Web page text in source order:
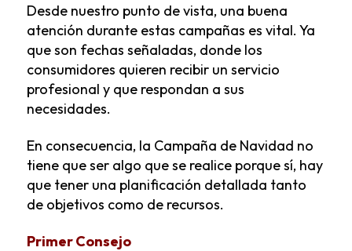
Desde nuestro punto de vista, una buena
atención durante estas campañas es vital. Ya
que son fechas señaladas, donde los
consumidores quieren recibir un servicio
profesional y que respondan a sus
necesidades.
En consecuencia, la Campaña de Navidad no
tiene que ser algo que se realice porque sí, hay
que tener una planificación detallada tanto
de objetivos como de recursos.
Primer Consejo